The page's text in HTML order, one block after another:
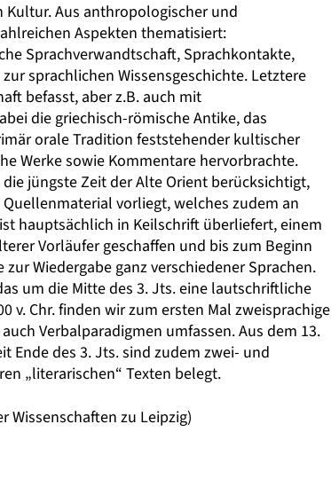
Aus anthropologischer und
Aspekten thematisiert:
Sprachverwandtschaft, Sprachkontakte,
sprachlichen Wissensgeschichte. Letztere
befasst, aber z.B. auch mit
die griechisch-römische Antike, das
orale Tradition feststehender kultischer
Werke sowie Kommentare hervorbrachte.
jüngste Zeit der Alte Orient berücksichtigt,
vorliegt, welches zudem an
hauptsächlich in Keilschrift überliefert, einem
Vorläufer geschaffen und bis zum Beginn
Wiedergabe ganz verschiedener Sprachen.
um die Mitte des 3. Jts. eine lautschriftliche
v. Chr. finden wir zum ersten Mal zweisprachige
Verbalparadigmen umfassen. Aus dem 13.
Ende des 3. Jts. sind zudem zwei- und
„literarischen“ Texten belegt.
Wissenschaften zu Leipzig)